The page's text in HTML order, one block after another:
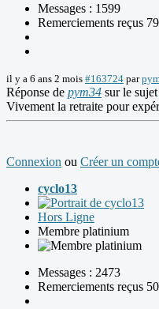
Messages : 1599
Remerciements reçus 79
il y a 6 ans 2 mois #163724 par
Réponse de pym34 sur le sujet
Vivement la retraite pour
Connexion ou Créer un
cyclo13
Hors Ligne
Membre platinium
Messages : 2473
Remerciements reçus